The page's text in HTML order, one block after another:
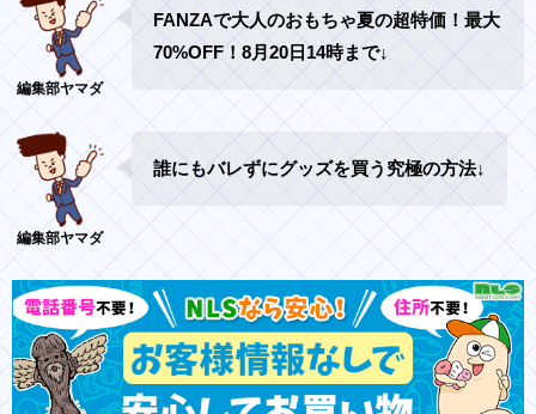
FANZAで大人のおもちゃ夏の超特価！最大
70%OFF！8月20日14時まで↓
誰にもバレずにグッズを買う究極の方法↓